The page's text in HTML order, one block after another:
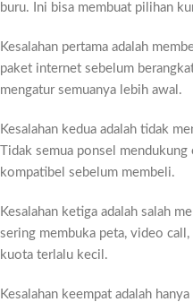
buru. Ini bisa membuat pilihan
Kesalahan pertama adalah
paket internet sebelum
mengatur semuanya lebih awal.
Kesalahan kedua adalah tidak
Tidak semua ponsel
kompatibel sebelum membeli.
Kesalahan ketiga adalah salah
sering membuka peta, video
kuota terlalu kecil.
Kesalahan keempat adalah